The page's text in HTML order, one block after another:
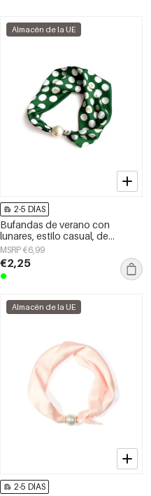
Almacén de la UE
2-5 DÍAS
Bufandas de verano con
lunares, estilo casual, de
poliéster, accesorios para el día
a día.
MSRP €6,99
€2,25
Almacén de la UE
2-5 DÍAS